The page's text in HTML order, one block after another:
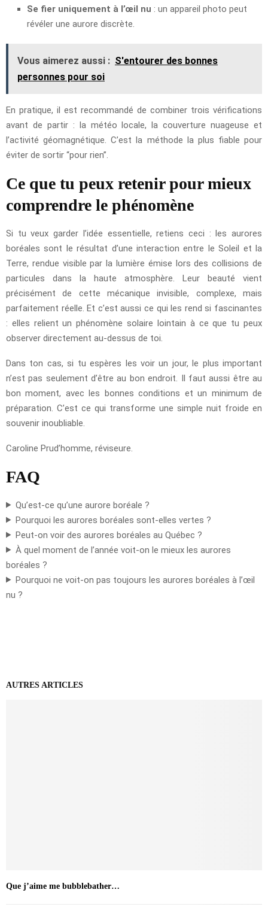
Se fier uniquement à l’œil nu : un appareil photo peut
révéler une aurore discrète.
Vous aimerez aussi : S'entourer des bonnes
personnes pour soi
En pratique, il est recommandé de combiner trois vérifications
avant de partir : la météo locale, la couverture nuageuse et
l’activité géomagnétique. C’est la méthode la plus fiable pour
éviter de sortir “pour rien”.
Ce que tu peux retenir pour mieux
comprendre le phénomène
Si tu veux garder l’idée essentielle, retiens ceci : les aurores
boréales sont le résultat d’une interaction entre le Soleil et la
Terre, rendue visible par la lumière émise lors des collisions de
particules dans la haute atmosphère. Leur beauté vient
précisément de cette mécanique invisible, complexe, mais
parfaitement réelle. Et c’est aussi ce qui les rend si fascinantes
: elles relient un phénomène solaire lointain à ce que tu peux
observer directement au-dessus de toi.
Dans ton cas, si tu espères les voir un jour, le plus important
n’est pas seulement d’être au bon endroit. Il faut aussi être au
bon moment, avec les bonnes conditions et un minimum de
préparation. C’est ce qui transforme une simple nuit froide en
souvenir inoubliable.
Caroline Prud’homme, réviseure.
FAQ
Qu’est-ce qu’une aurore boréale ?
Pourquoi les aurores boréales sont-elles vertes ?
Peut-on voir des aurores boréales au Québec ?
À quel moment de l’année voit-on le mieux les aurores
boréales ?
Pourquoi ne voit-on pas toujours les aurores boréales à l’œil
nu ?
AUTRES ARTICLES
Que j’aime me bubblebather…